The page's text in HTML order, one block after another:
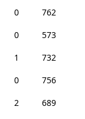
0
762
0
573
1
732
0
756
2
689